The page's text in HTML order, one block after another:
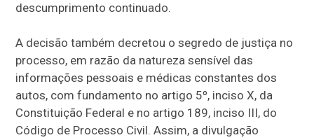
descumprimento continuado.
A decisão também decretou o segredo de justiça no
processo, em razão da natureza sensível das
informações pessoais e médicas constantes dos
autos, com fundamento no artigo 5º, inciso X, da
Constituição Federal e no artigo 189, inciso III, do
Código de Processo Civil. Assim, a divulgação